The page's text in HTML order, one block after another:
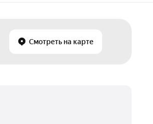
Смотреть на карте